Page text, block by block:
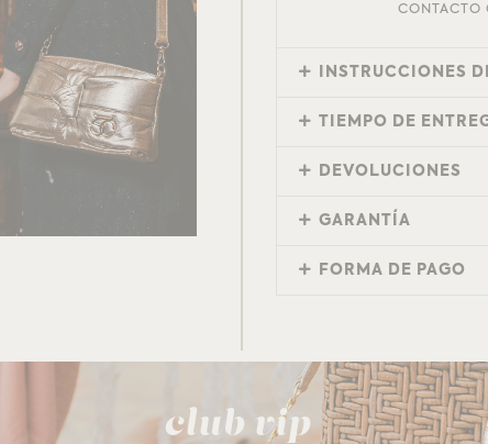
CONTACTO
INSTRUCCIONES
TIEMPO DE
DEVOLUCIONES
GARANTÍA
FORMA DE PAGO
club vip